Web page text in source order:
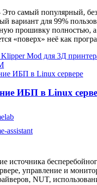
самый популярный,
вариант для 99%
прошивку полностью, а
«поверх» неё как
ИБП в Linux
assistant
источника
управление и
NUT,